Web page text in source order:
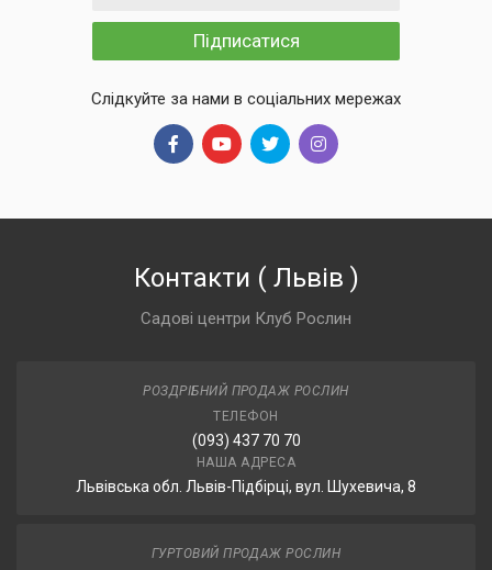
Підписатися
Слідкуйте за нами в соціальних мережах
Контакти ( Львів )
Садові центри Клуб Рослин
РОЗДРІБНИЙ ПРОДАЖ РОСЛИН
ТЕЛЕФОН
(093) 437 70 70
НАША АДРЕСА
Львівська обл. Львів-Підбірці, вул. Шухевича, 8
ГУРТОВИЙ ПРОДАЖ РОСЛИН